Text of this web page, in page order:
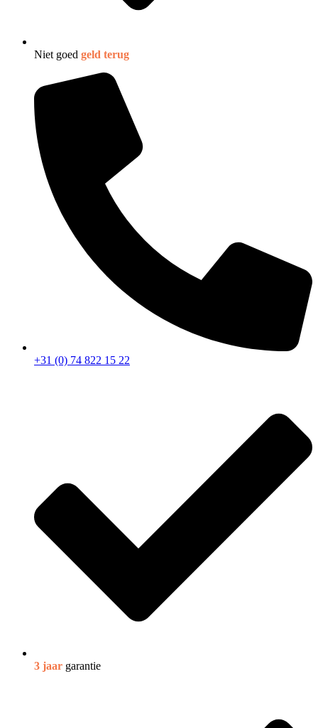
Niet goed geld terug
+31 (0) 74 822 15 22
3 jaar garantie